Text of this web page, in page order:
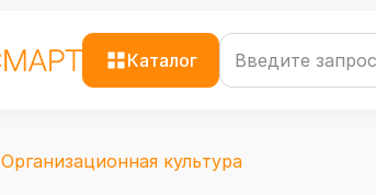
Каталог
Организационная культура